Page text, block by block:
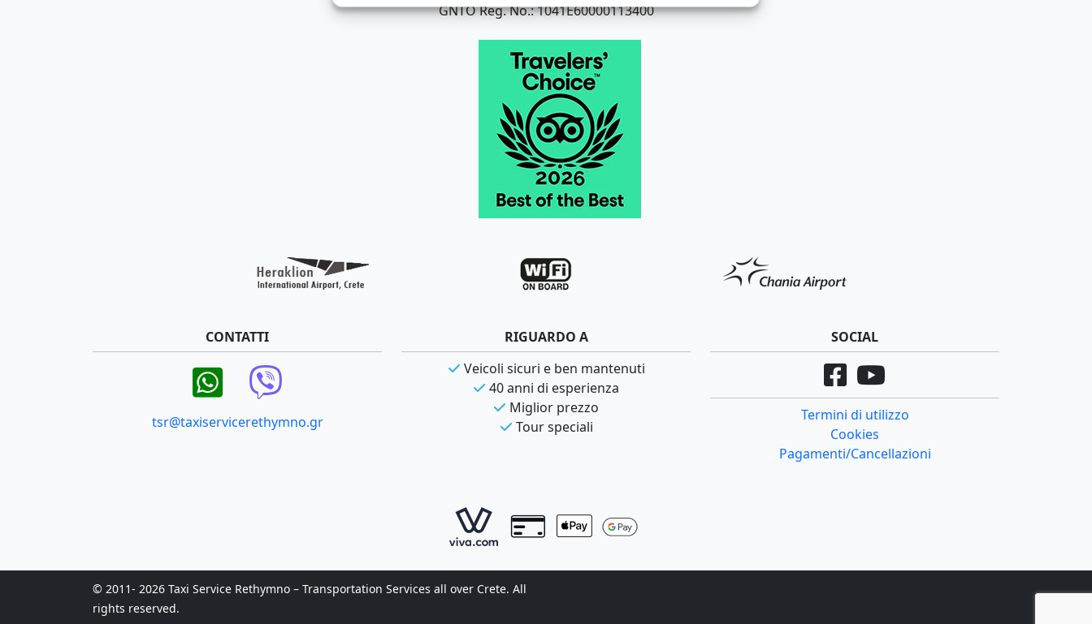
GNTO Reg. No.: 1041E60000113400
CONTATTI
tsr@taxiservicerethymno.gr
RIGUARDO A
Veicoli sicuri e ben mantenuti
40 anni di esperienza
Miglior prezzo
Tour speciali
SOCIAL
Termini di utilizzo
Cookies
Pagamenti/Cancellazioni
© 2011- 2026 Taxi Service Rethymno – Transportation Services all over Crete. All
rights reserved.